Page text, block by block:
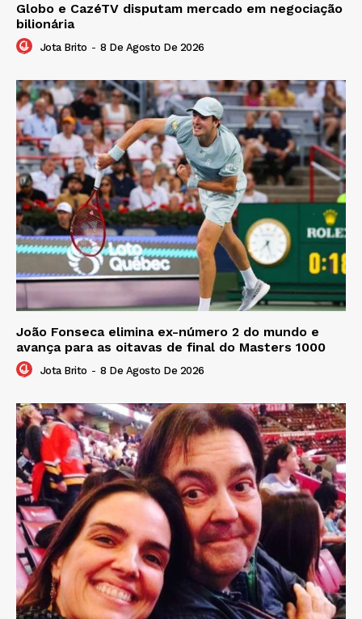
Globo e CazéTV disputam mercado em negociação
bilionária
Jota Brito - 8 De Agosto De 2026
João Fonseca elimina ex-número 2 do mundo e
avança para as oitavas de final do Masters 1000
Jota Brito - 8 De Agosto De 2026